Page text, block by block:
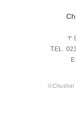
〒
TEL.
©Chushin